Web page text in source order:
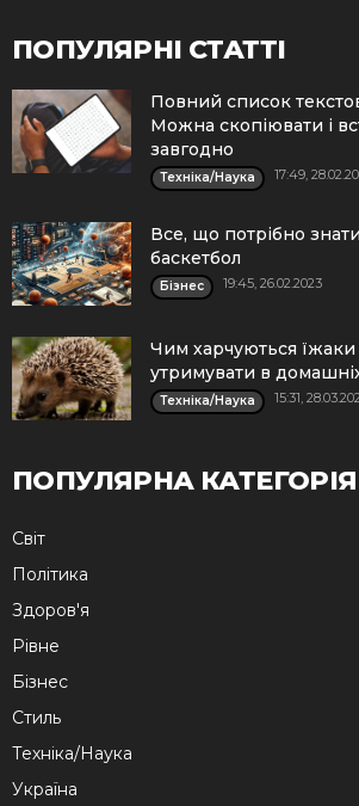
ПОПУЛЯРНІ СТАТТІ
Повний список
Можна скопіювати і
завгодно
Техніка/Наука 17:49,
Все, що потрібно
баскетбол
Бізнес 19:45, 26.02.2023
Чим харчуються їжаки
утримувати в
Техніка/Наука 15:31,
ПОПУЛЯРНА КАТЕГОРІЯ
Cвіт
Політика
Здоров'я
Рівне
Бізнес
Стиль
Техніка/Наука
Україна